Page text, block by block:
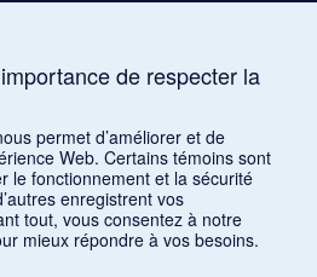
de respecter la
permet d’améliorer et de
Web. Certains témoins sont
le fonctionnement et la sécurité
enregistrent vos
tout, vous consentez à notre
mieux répondre à vos besoins.